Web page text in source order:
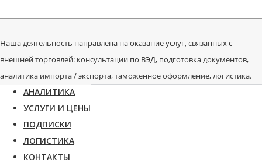
Наша деятельность направлена на оказание услуг, связанных с
внешней торговлей: консультации по ВЭД, подготовка документов,
аналитика импорта / экспорта, таможенное оформление, логистика.
АНАЛИТИКА
УСЛУГИ И ЦЕНЫ
ПОДПИСКИ
ЛОГИСТИКА
КОНТАКТЫ